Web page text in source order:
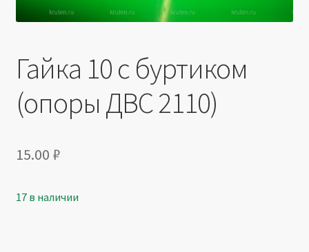
Гайка 10 с буртиком
(опоры ДВС 2110)
15.00 ₽
17 в наличии